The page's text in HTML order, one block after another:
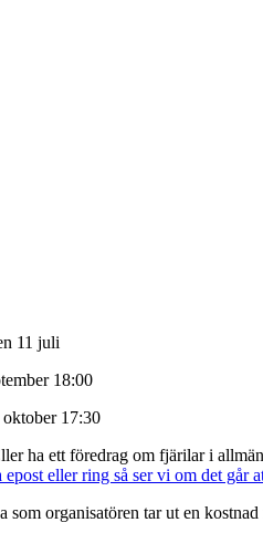
11 juli
18:00
17:30
ha ett föredrag om fjärilar i
epost eller ring så ser vi om det går
som organisatören tar ut en kostnad